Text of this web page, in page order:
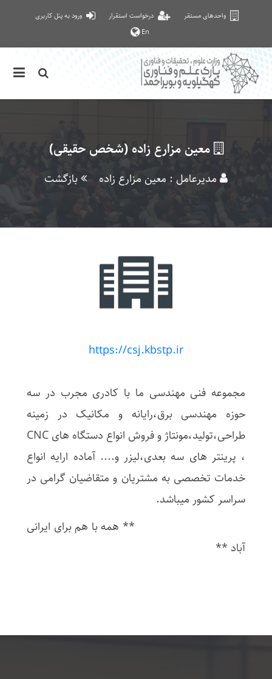
واحدهای مستقر درخواست استقرار
ورود به پنل کاربری
En
معین مزارع زاده (شخص حقیقی)
مدیرعامل : معین مزارع زاده بازگشت
https://csj.kbstp.ir
مجموعه فنی مهندسی ما با کادری مجرب در سه
حوزه مهندسی برق،رایانه و مکانیک در زمینه
طراحی،تولید،مونتاژ و فروش انواع دستگاه های CNC
، پرینتر های سه بعدی،لیزر و.... آماده ارایه انواع
خدمات تخصصی به مشتریان و متقاضیان گرامی در
سراسر کشور میباشد.
** همه با هم برای ایرانی
آباد **